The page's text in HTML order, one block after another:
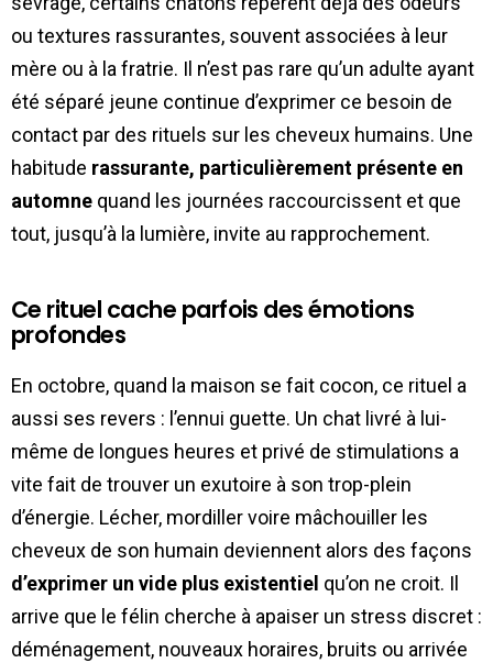
ou textures rassurantes, souvent associées à leur
mère ou à la fratrie. Il n’est pas rare qu’un adulte ayant
été séparé jeune continue d’exprimer ce besoin de
contact par des rituels sur les cheveux humains. Une
habitude rassurante, particulièrement présente en
automne quand les journées raccourcissent et que
tout, jusqu’à la lumière, invite au rapprochement.
Ce rituel cache parfois des émotions
profondes
En octobre, quand la maison se fait cocon, ce rituel a
aussi ses revers : l’ennui guette. Un chat livré à lui-
même de longues heures et privé de stimulations a
vite fait de trouver un exutoire à son trop-plein
d’énergie. Lécher, mordiller voire mâchouiller les
cheveux de son humain deviennent alors des façons
d’exprimer un vide plus existentiel qu’on ne croit. Il
arrive que le félin cherche à apaiser un stress discret :
déménagement, nouveaux horaires, bruits ou arrivée